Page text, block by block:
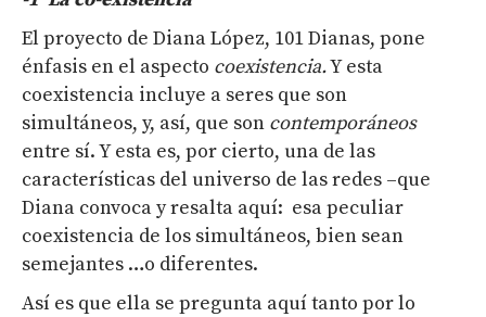
El proyecto de Diana López, 101 Dianas, pone
énfasis en el aspecto coexistencia.Y esta
coexistencia incluye a seres que son
simultáneos, y, así, que son contemporáneos
entre sí. Y esta es, por cierto, una de las
características del universo de las redes –que
Diana convoca y resalta aquí: esa peculiar
coexistencia de los simultáneos, bien sean
semejantes …o diferentes.
Así es que ella se pregunta aquí tanto por lo